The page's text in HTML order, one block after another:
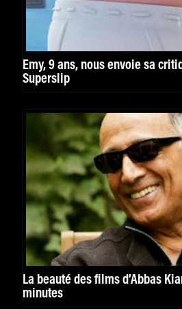
Emy, 9 ans, nous envoie sa
Superslip
La beauté des films d’Abbas
minutes